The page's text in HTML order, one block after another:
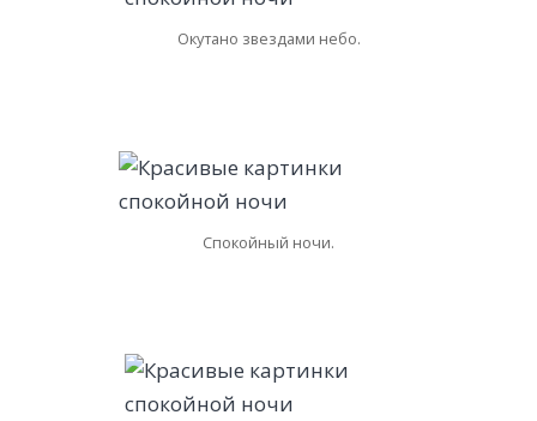
Окутано звездами небо.
Спокойный ночи.